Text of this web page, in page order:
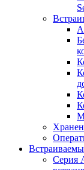
Серия